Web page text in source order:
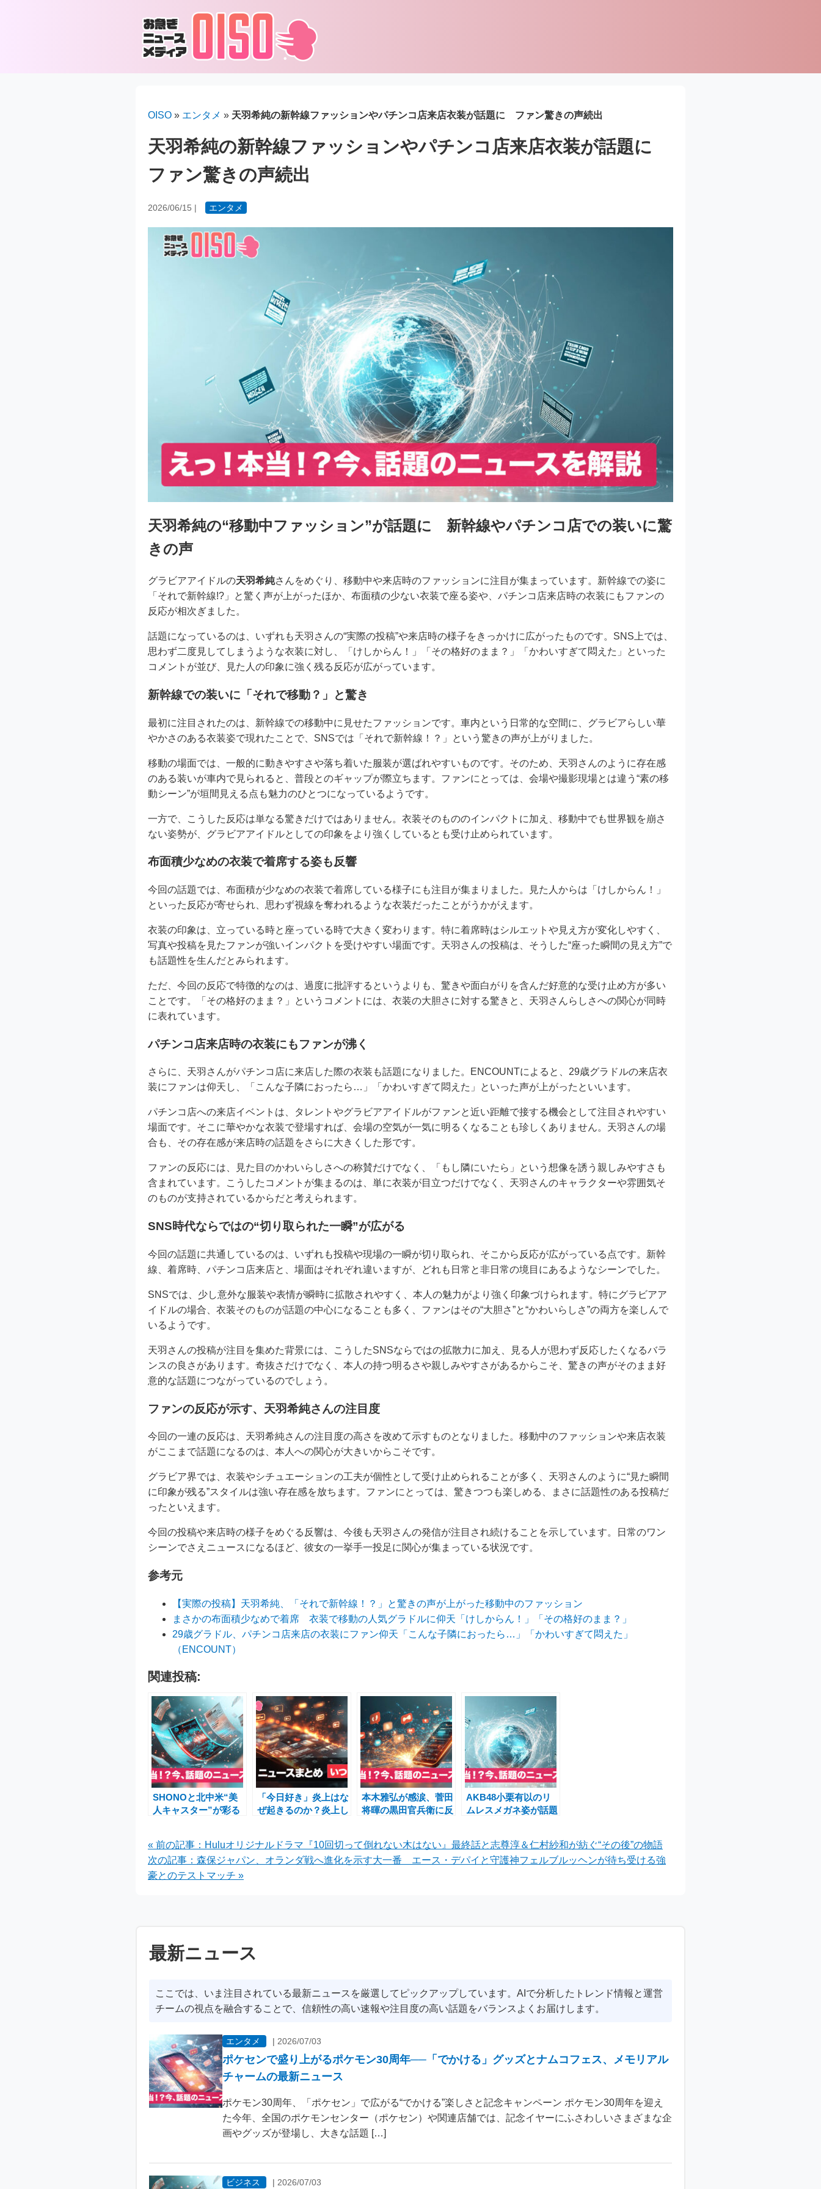
OISO » エンタメ » 天羽希純の新幹線ファッションやパチンコ店来店衣装が話題に ファン驚きの声続出
天羽希純の新幹線ファッションやパチンコ店来店衣装が話題に
ファン驚きの声続出
2026/06/15 | エンタメ
天羽希純の“移動中ファッション”が話題に 新幹線やパチンコ店での装いに驚
きの声
グラビアアイドルの天羽希純さんをめぐり、移動中や来店時のファッションに注目が集まっています。新幹線での姿に
「それで新幹線!?」と驚く声が上がったほか、布面積の少ない衣装で座る姿や、パチンコ店来店時の衣装にもファンの
反応が相次ぎました。
話題になっているのは、いずれも天羽さんの“実際の投稿”や来店時の様子をきっかけに広がったものです。SNS上では、
思わず二度見してしまうような衣装に対し、「けしからん！」「その格好のまま？」「かわいすぎて悶えた」といった
コメントが並び、見た人の印象に強く残る反応が広がっています。
新幹線での装いに「それで移動？」と驚き
最初に注目されたのは、新幹線での移動中に見せたファッションです。車内という日常的な空間に、グラビアらしい華
やかさのある衣装姿で現れたことで、SNSでは「それで新幹線！？」という驚きの声が上がりました。
移動の場面では、一般的に動きやすさや落ち着いた服装が選ばれやすいものです。そのため、天羽さんのように存在感
のある装いが車内で見られると、普段とのギャップが際立ちます。ファンにとっては、会場や撮影現場とは違う“素の移
動シーン”が垣間見える点も魅力のひとつになっているようです。
一方で、こうした反応は単なる驚きだけではありません。衣装そのもののインパクトに加え、移動中でも世界観を崩さ
ない姿勢が、グラビアアイドルとしての印象をより強くしているとも受け止められています。
布面積少なめの衣装で着席する姿も反響
今回の話題では、布面積が少なめの衣装で着席している様子にも注目が集まりました。見た人からは「けしからん！」
といった反応が寄せられ、思わず視線を奪われるような衣装だったことがうかがえます。
衣装の印象は、立っている時と座っている時で大きく変わります。特に着席時はシルエットや見え方が変化しやすく、
写真や投稿を見たファンが強いインパクトを受けやすい場面です。天羽さんの投稿は、そうした“座った瞬間の見え方”で
も話題性を生んだとみられます。
ただ、今回の反応で特徴的なのは、過度に批評するというよりも、驚きや面白がりを含んだ好意的な受け止め方が多い
ことです。「その格好のまま？」というコメントには、衣装の大胆さに対する驚きと、天羽さんらしさへの関心が同時
に表れています。
パチンコ店来店時の衣装にもファンが沸く
さらに、天羽さんがパチンコ店に来店した際の衣装も話題になりました。ENCOUNTによると、29歳グラドルの来店衣
装にファンは仰天し、「こんな子隣におったら…」「かわいすぎて悶えた」といった声が上がったといいます。
パチンコ店への来店イベントは、タレントやグラビアアイドルがファンと近い距離で接する機会として注目されやすい
場面です。そこに華やかな衣装で登場すれば、会場の空気が一気に明るくなることも珍しくありません。天羽さんの場
合も、その存在感が来店時の話題をさらに大きくした形です。
ファンの反応には、見た目のかわいらしさへの称賛だけでなく、「もし隣にいたら」という想像を誘う親しみやすさも
含まれています。こうしたコメントが集まるのは、単に衣装が目立つだけでなく、天羽さんのキャラクターや雰囲気そ
のものが支持されているからだと考えられます。
SNS時代ならではの“切り取られた一瞬”が広がる
今回の話題に共通しているのは、いずれも投稿や現場の一瞬が切り取られ、そこから反応が広がっている点です。新幹
線、着席時、パチンコ店来店と、場面はそれぞれ違いますが、どれも日常と非日常の境目にあるようなシーンでした。
SNSでは、少し意外な服装や表情が瞬時に拡散されやすく、本人の魅力がより強く印象づけられます。特にグラビアア
イドルの場合、衣装そのものが話題の中心になることも多く、ファンはその“大胆さ”と“かわいらしさ”の両方を楽しんで
いるようです。
天羽さんの投稿が注目を集めた背景には、こうしたSNSならではの拡散力に加え、見る人が思わず反応したくなるバラ
ンスの良さがあります。奇抜さだけでなく、本人の持つ明るさや親しみやすさがあるからこそ、驚きの声がそのまま好
意的な話題につながっているのでしょう。
ファンの反応が示す、天羽希純さんの注目度
今回の一連の反応は、天羽希純さんの注目度の高さを改めて示すものとなりました。移動中のファッションや来店衣装
がここまで話題になるのは、本人への関心が大きいからこそです。
グラビア界では、衣装やシチュエーションの工夫が個性として受け止められることが多く、天羽さんのように“見た瞬間
に印象が残る”スタイルは強い存在感を放ちます。ファンにとっては、驚きつつも楽しめる、まさに話題性のある投稿だ
ったといえます。
今回の投稿や来店時の様子をめぐる反響は、今後も天羽さんの発信が注目され続けることを示しています。日常のワン
シーンでさえニュースになるほど、彼女の一挙手一投足に関心が集まっている状況です。
参考元
【実際の投稿】天羽希純、「それで新幹線！？」と驚きの声が上がった移動中のファッション
まさかの布面積少なめで着席 衣装で移動の人気グラドルに仰天「けしからん！」「その格好のまま？」
29歳グラドル、パチンコ店来店の衣装にファン仰天「こんな子隣におったら…」「かわいすぎて悶えた」
（ENCOUNT）
関連投稿:
SHONOと北中米“美
人キャスター”が彩る
「今日好き」炎上はな
ぜ起きるのか？炎上し
本木雅弘が感涙、菅田
将暉の黒田官兵衛に反
も話題の『黒牢城』カ
ンヌ上映
AKB48小栗有以のリ
ムレスメガネ姿が話題
見る“ビジュアルの
力”
« 前の記事：Huluオリジナルドラマ『10回切って倒れない木はない』最終話と志尊淳＆仁村紗和が紡ぐ“その後”の物語
次の記事：森保ジャパン、オランダ戦へ進化を示す大一番 エース・デパイと守護神フェルブルッヘンが待ち受ける強
豪とのテストマッチ »
最新ニュース
ここでは、いま注目されている最新ニュースを厳選してピックアップしています。AIで分析したトレンド情報と運営
チームの視点を融合することで、信頼性の高い速報や注目度の高い話題をバランスよくお届けします。
エンタメ | 2026/07/03
ポケセンで盛り上がるポケモン30周年──「でかける」グッズとナムコフェス、メモリアル
チャームの最新ニュース
ポケモン30周年、「ポケセン」で広がる“でかける”楽しさと記念キャンペーン ポケモン30周年を迎え
た今年、全国のポケモンセンター（ポケセン）や関連店舗では、記念イヤーにふさわしいさまざまな企
画やグッズが登場し、大きな話題 […]
ビジネス | 2026/07/03